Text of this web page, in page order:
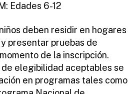
Edades 6-12
deben residir en hogares
presentar pruebas de
de la inscripción.
elegibilidad aceptables se
en programas tales como